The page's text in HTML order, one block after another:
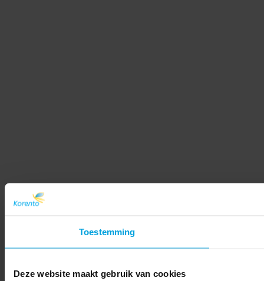
Toestemming
Deze website maakt gebruik van cookies